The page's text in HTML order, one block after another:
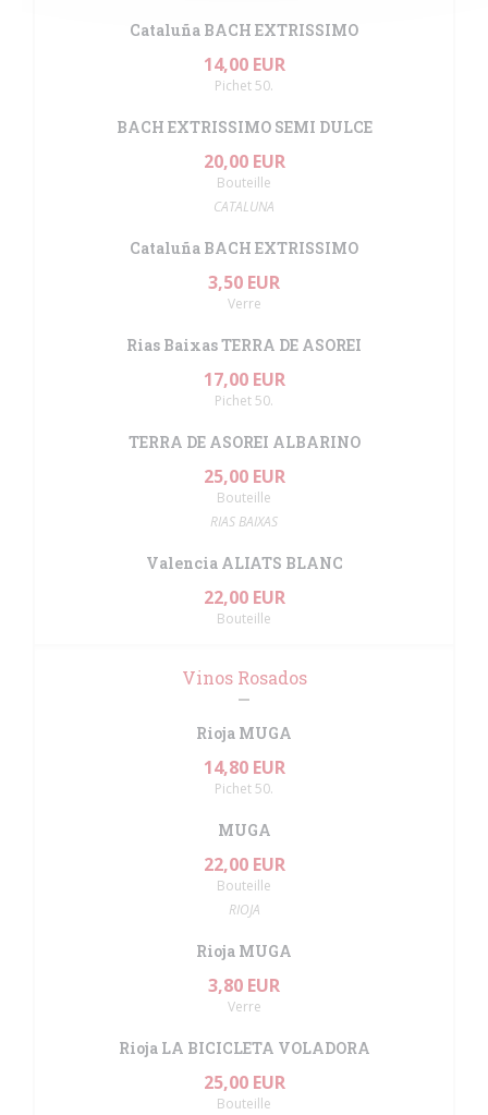
Cataluña BACH EXTRISSIMO
14,00 EUR
Pichet 50.
BACH EXTRISSIMO SEMI DULCE
20,00 EUR
Bouteille
CATALUNA
Cataluña BACH EXTRISSIMO
3,50 EUR
Verre
Rias Baixas TERRA DE ASOREI
17,00 EUR
Pichet 50.
TERRA DE ASOREI ALBARINO
25,00 EUR
Bouteille
RIAS BAIXAS
Valencia ALIATS BLANC
22,00 EUR
Bouteille
Vinos Rosados
Rioja MUGA
14,80 EUR
Pichet 50.
MUGA
22,00 EUR
Bouteille
RIOJA
Rioja MUGA
3,80 EUR
Verre
Rioja LA BICICLETA VOLADORA
25,00 EUR
Bouteille